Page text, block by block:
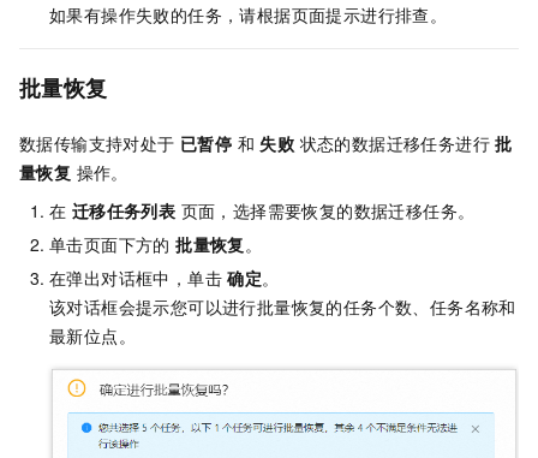
如果有操作失败的任务，请根据页面提示进行排查。
批量恢复
数据传输支持对处于 已暂停 和 失败 状态的数据迁移任务进行批
量恢复 操作。
在 迁移任务列表 页面，选择需要恢复的数据迁移任务。
单击页面下方的批量恢复。
在弹出对话框中，单击确定。
该对话框会提示您可以进行批量恢复的任务个数、任务名称和
最新位点。